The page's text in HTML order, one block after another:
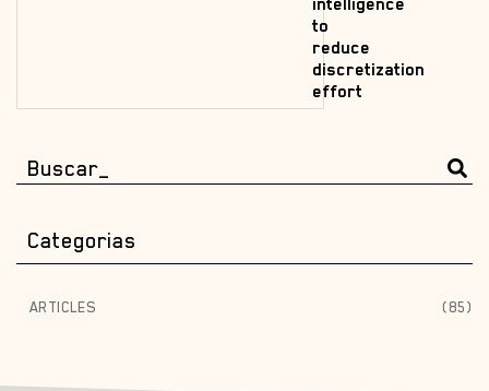
intelligence
to
reduce
discretization
effort
Categorias
ARTICLES (85)